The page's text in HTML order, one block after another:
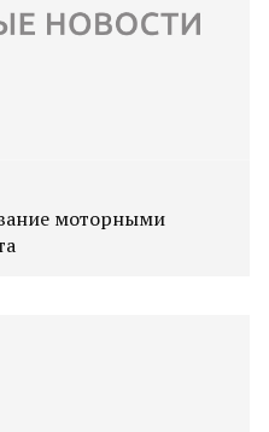
моторными